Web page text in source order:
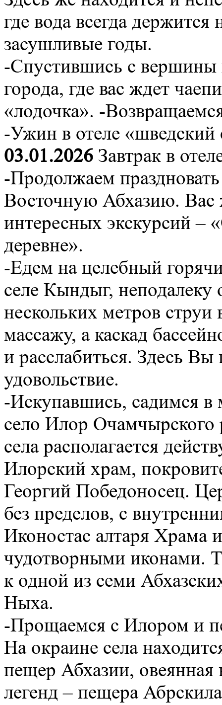
где вода всегда
засушливые годы.
-Спустившись с вершины
города, где вас ждет
«лодочка». -
-Ужин в отеле «шведский
03.01.2026 Завтрак в
-Продолжаем
Восточную Абхазию. Вас
интересных экскурсий –
деревне».
-Едем на целебный
селе Кындыг,
нескольких метров струи
массажу, а каскад
и расслабиться. Здесь
удовольствие.
-Искупавшись, садимся в
село Илор Очамчырского
села располагается
Илорский храм,
Георгий Победоносец.
без пределов, с
Иконостас алтаря Храма
чудотворными иконами.
к одной из семи
Ныха.
-Прощаемся с Илором и
На окраине села
пещер Абхазии,
легенд – пещера